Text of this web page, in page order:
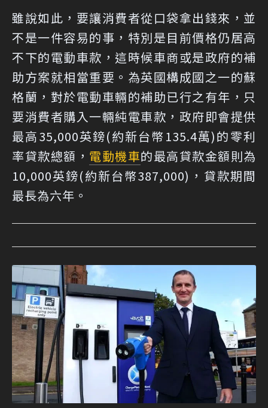
雖說如此，要讓消費者從口袋拿出錢來，並
不是一件容易的事，特別是目前價格仍居高
不下的電動車款，這時候車商或是政府的補
助方案就相當重要。為英國構成國之一的蘇
格蘭，對於電動車輛的補助已行之有年，只
要消費者購入一輛純電車款，政府即會提供
最高35,000英鎊(約新台幣135.4萬)的零利
率貸款總額， 電動機車的最高貸款金額則為
10,000英鎊(約新台幣387,000)，貸款期間
最長為六年。